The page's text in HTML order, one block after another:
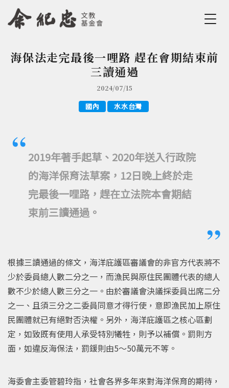
Jump to Navigation
Jump to Main content
您在這裡
海保法走完最後一哩路 趕在會期結束前
三讀通過
2024/07/15
國內 水水台灣
2019年著手起草、2020年送入行政院
的海洋保育法草案，12日晚上終於走
完最後一哩路，趕在立法院本會期結
束前三讀通過。
根據三讀通過的條文，海洋庇護區審議會的非官方代表將不
少於委員總人數二分之一，而漁民與原住民團體代表的總人
數不少於總人數三分之一。由於審議會決議採委員出席二分
之一、且須三分之二委員同意才得行使，意即漁民加上原住
民團體就已有絕對否決權。另外，海洋庇護區之核心區劃
定，如致既有使用人承受特別犧牲，則予以補償。罰則方
面，如違反海保法，罰鍰則由5～50萬元不等。
海委會主委管碧玲指，社會各界多年來對海洋保育的期待，